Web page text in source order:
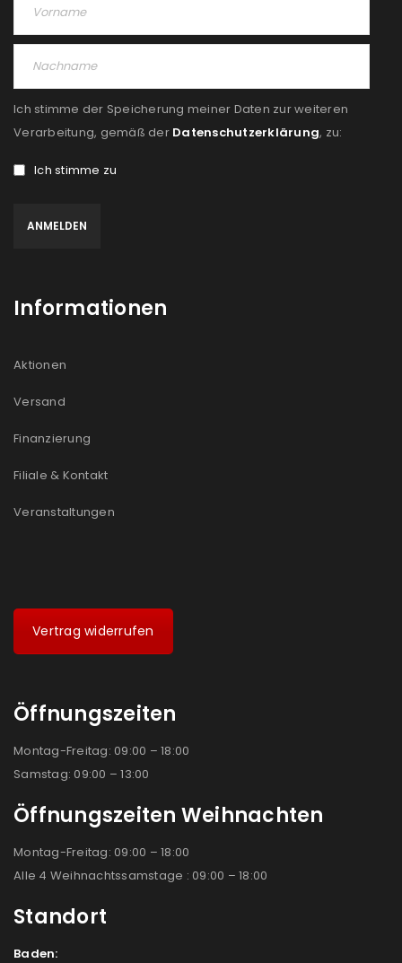
Ich stimme der Speicherung meiner Daten zur weiteren
Verarbeitung, gemäß der Datenschutzerklärung, zu:
Ich stimme zu
Informationen
Aktionen
Versand
Finanzierung
Filiale & Kontakt
Veranstaltungen
Vertrag widerrufen
Öffnungszeiten
Montag-Freitag: 09:00 – 18:00
Samstag: 09:00 – 13:00
Öffnungszeiten Weihnachten
Montag-Freitag: 09:00 – 18:00
Alle 4 Weihnachtssamstage : 09:00 – 18:00
Standort
Baden: